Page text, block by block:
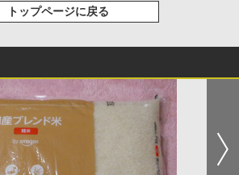
トップページに戻る